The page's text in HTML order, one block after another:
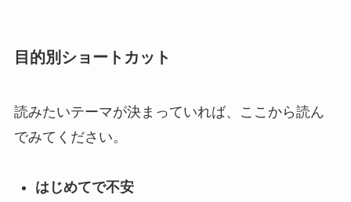
目的別ショートカット
読みたいテーマが決まっていれば、ここから読ん
でみてください。
はじめてで不安